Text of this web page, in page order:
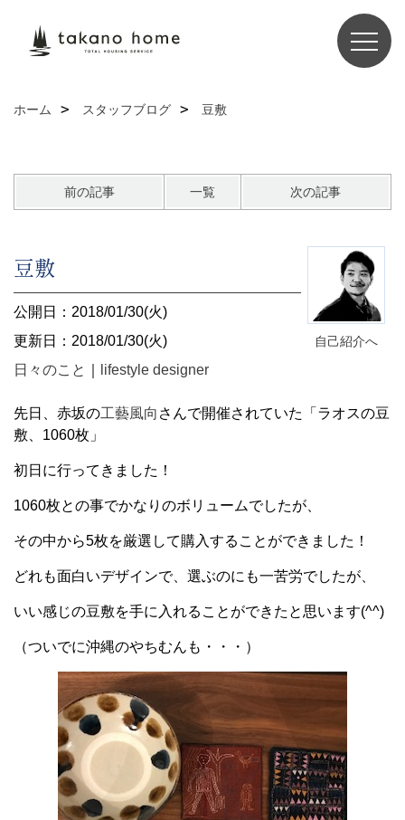
ホーム スタッフブログ 豆敷
前の記事 一覧 次の記事
自己紹介へ
豆敷
公開日：2018/01/30(火)
更新日：2018/01/30(火)
日々のこと
lifestyle designer
先日、赤坂の工藝風向 さんで開催されていた「ラオスの豆
敷、1060枚」
初日に行ってきました！
1060枚との事でかなりのボリュームでしたが、
その中から5枚を厳選して購入することができました！
どれも面白いデザインで、選ぶのにも一苦労でしたが、
いい感じの豆敷を手に入れることができたと思います(^^)
（ついでに沖縄のやちむんも・・・）